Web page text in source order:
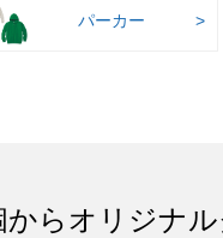
パーカー
らオリジナ